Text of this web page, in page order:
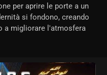
per aprire le porte a un
si fondono, creando
a migliorare l'atmosfera